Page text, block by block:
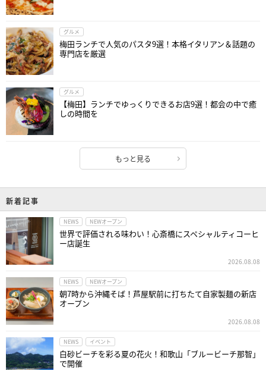
グルメ
梅田ランチで人気のパスタ9選！本格イタリアン＆話題の
専門店を厳選
グルメ
【梅田】ランチでゆっくりできるお店9選！都会の中で癒
しの時間を
もっと見る
新着記事
NEWS NEWオープン
世界で評価される味わい！心斎橋にスペシャルティコーヒ
ー店誕生
2026.08.08
NEWS NEWオープン
朝7時から沖縄そば！芦屋駅前に打ちたて自家製麺の新店
オープン
2026.08.08
NEWS イベント
白砂ビーチを彩る夏の花火！和歌山「ブルービーチ那智」
で開催